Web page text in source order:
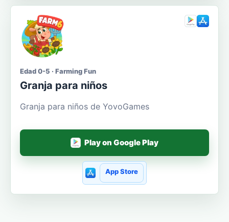
Edad 0-5 · Farming Fun
Granja para niños
Granja para niños de YovoGames
Play on Google Play
App Store